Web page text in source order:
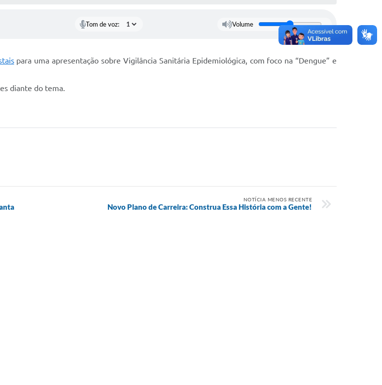
Tom de voz: Volume
para uma apresentação sobre Vigilância Sanitária Epidemiológica, com foco na “Dengue” e
diante do tema.
NOTÍCIA MENOS RECENTE
Novo Plano de Carreira: Construa Essa História com a Gente!